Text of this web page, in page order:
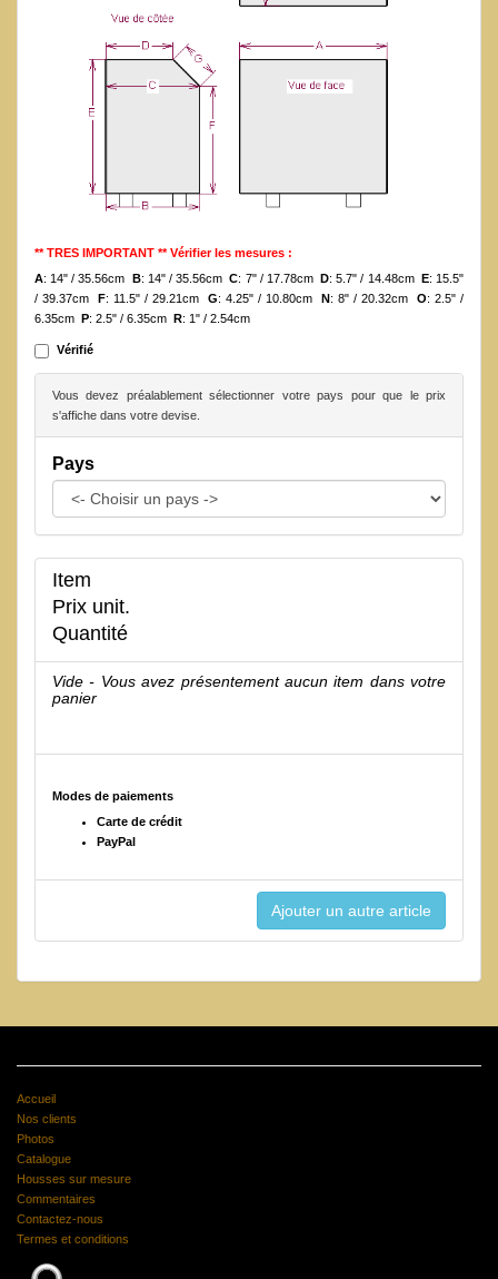
** TRES IMPORTANT ** Vérifier les mesures :
A: 14" / 35.56cm B: 14" / 35.56cmC: 7" / 17.78cmD: 5.7" / 14.48cm E: 15.5"
/ 39.37cm F: 11.5" / 29.21cm G: 4.25" / 10.80cm N: 8" / 20.32cm O: 2.5" /
6.35cm P: 2.5" / 6.35cm R: 1" / 2.54cm
Vérifié
Vous devez préalablement sélectionner votre pays pour que le prix
s'affiche dans votre devise.
Pays
Item
Prix unit.
Quantité
Vide - Vous avez présentement aucun item dans votre
panier
Modes de paiements
Carte de crédit
PayPal
Accueil
Nos clients
Photos
Catalogue
Housses sur mesure
Commentaires
Contactez-nous
Termes et conditions